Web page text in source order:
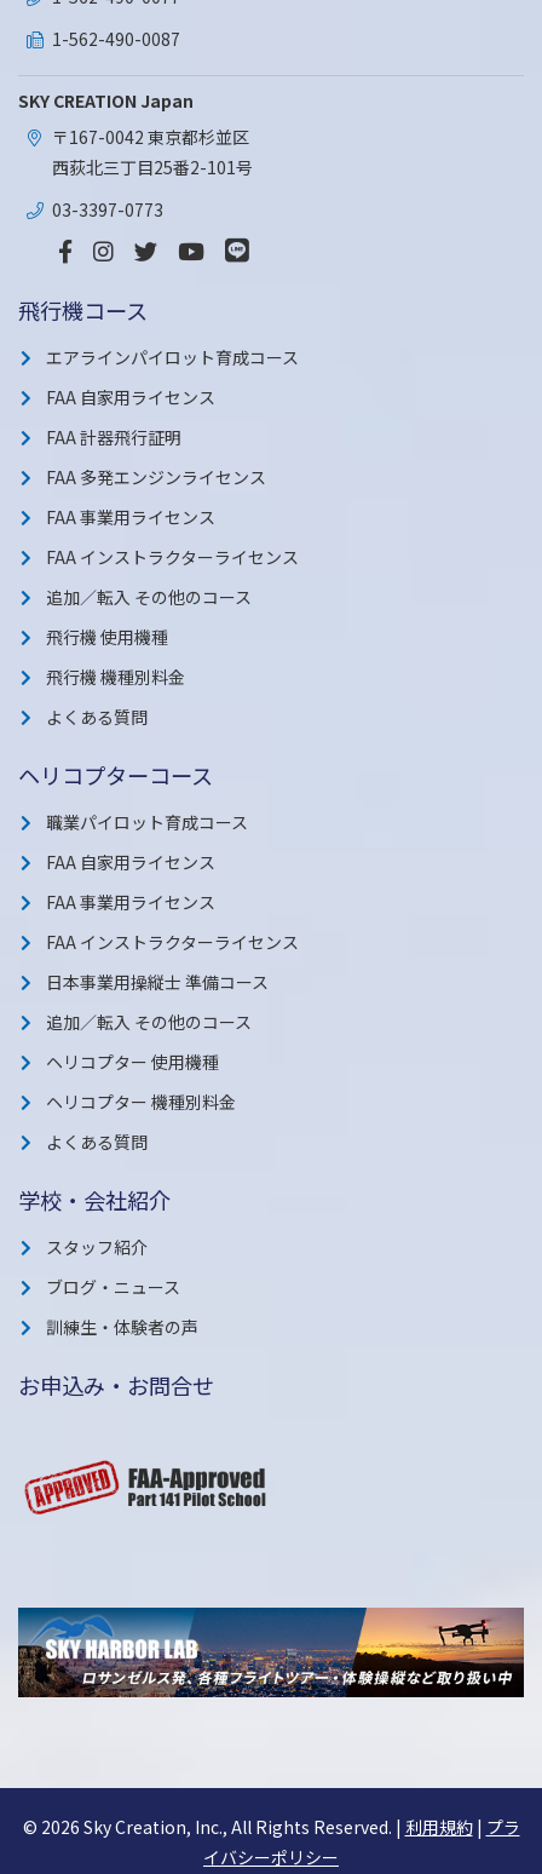
1-562-490-0087
SKY CREATION Japan
〒167-0042 東京都杉並区
西荻北三丁目25番2-101号
03-3397-0773
飛行機コース
エアラインパイロット育成コース
FAA 自家用ライセンス
FAA 計器飛行証明
FAA 多発エンジンライセンス
FAA 事業用ライセンス
FAA インストラクターライセンス
追加／転入 その他のコース
飛行機 使用機種
飛行機 機種別料金
よくある質問
ヘリコプターコース
職業パイロット育成コース
FAA 自家用ライセンス
FAA 事業用ライセンス
FAA インストラクターライセンス
日本事業用操縦士 準備コース
追加／転入 その他のコース
ヘリコプター 使用機種
ヘリコプター 機種別料金
よくある質問
学校・会社紹介
スタッフ紹介
ブログ・ニュース
訓練生・体験者の声
お申込み・お問合せ
© 2026 Sky Creation, Inc., All Rights Reserved. | 利用規約| プラ
イバシーポリシー